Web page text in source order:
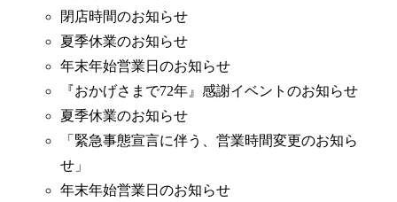
閉店時間のお知らせ
夏季休業のお知らせ
年末年始営業日のお知らせ
『おかげさまで72年』感謝イベントのお知らせ
夏季休業のお知らせ
「 緊急事態宣言に伴う、営業時間変更のお知ら
せ」
年末年始営業日のお知らせ